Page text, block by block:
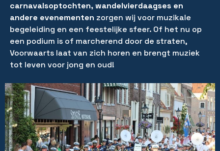
carnavalsoptochten, wandelvierdaagses en
andere evenementen zorgen wij voor muzikale
begeleiding en een feestelijke sfeer. Of het nu op
een podium is of marcherend door de straten,
Voorwaarts laat van zich horen en brengt muziek
tot leven voor jong en oud!